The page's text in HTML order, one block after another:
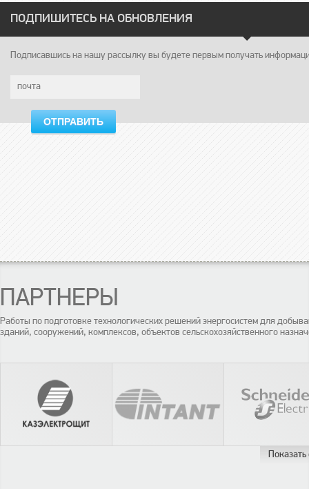
ПОДПИШИТЕСЬ НА ОБНОВЛЕНИЯ
Подписавшись на нашу рассылку вы будете первым получать
ОТПРАВИТЬ
ПАРТНЕРЫ
Работы по подготовке технологических решений энергосистем для
зданий, сооружений, комплексов, объектов сельскохозяйственного
Показать